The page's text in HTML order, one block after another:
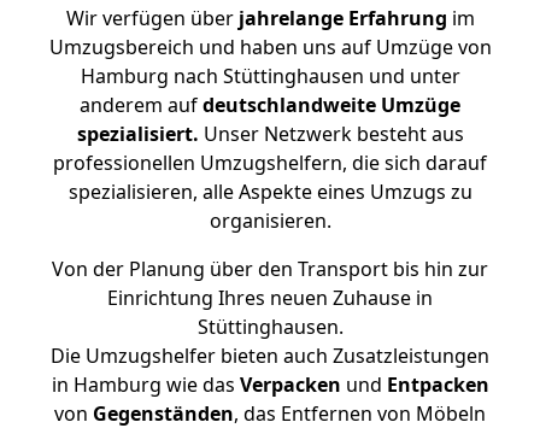
Wir verfügen überjahrelange Erfahrung im
Umzugsbereich und haben uns auf Umzüge von
Hamburg nach Stüttinghausen und unter
anderem aufdeutschlandweite Umzüge
spezialisiert. Unser Netzwerk besteht aus
professionellen Umzugshelfern, die sich darauf
spezialisieren, alle Aspekte eines Umzugs zu
organisieren.
Von der Planung über den Transport bis hin zur
Einrichtung Ihres neuen Zuhause in
Stüttinghausen.
Die Umzugshelfer bieten auch Zusatzleistungen
in Hamburg wie das Verpacken und Entpacken
von Gegenständen, das Entfernen von Möbeln